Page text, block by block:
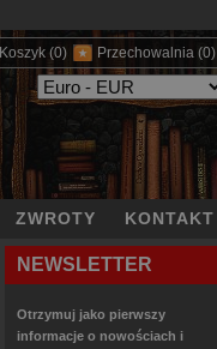
Koszyk (0) Przechowalnia (0)
ZWROTY KONTAKT
NEWSLETTER
Otrzymuj jako pierwszy
informacje o nowościach i